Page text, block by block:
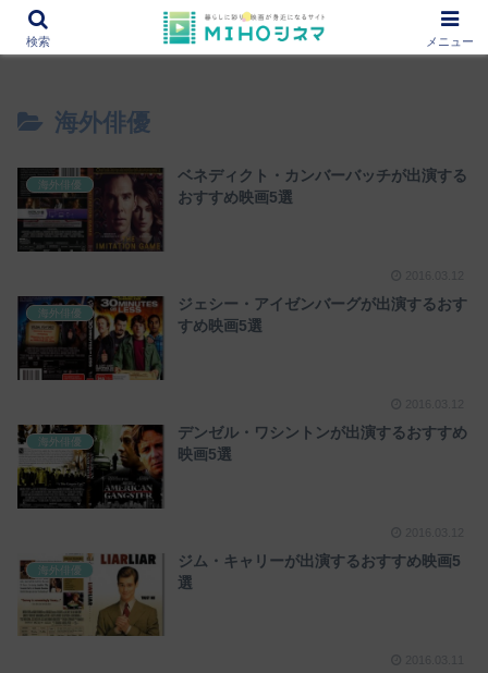
12000作品を紹介！あなたの映画図書館『MIHOシネマ』
海外俳優
海外俳優
ベネディクト・カンバーバッチが出演する
おすすめ映画5選
海外俳優
ジェシー・アイゼンバーグが出演するおす
すめ映画5選
海外俳優
デンゼル・ワシントンが出演するおすすめ
映画5選
海外俳優
ジム・キャリーが出演するおすすめ映画5
選
検索 メニュー